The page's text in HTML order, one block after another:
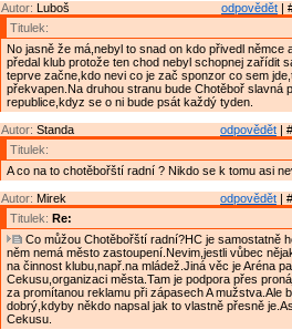
odpovědět |
Autor: Luboš
Titulek:
No jasně že má,nebyl to snad on kdo přivedl němce
předal klub protože ten chod nebyl schopnej zařídit
teprve začne,kdo nevi co je zač sponzor co sem
překvapen.Na druhou stranu bude Chotěboř slavná
republice,kdyz se o ni bude psát každý tyden.
odpovědět |
Autor: Standa
Titulek:
A co na to chotěbořští radní ? Nikdo se k tomu asi
odpovědět |
Autor: Mirek
Titulek: Re:
Co můžou Chotěbořští radní?HC je samostatně
něm nemá město zastoupení.Nevim,jestli vůbec
na činnost klubu,např.na mládež.Jiná věc je Aréna
Cekusu,organizaci města.Tam je podpora přes
za promítanou reklamu při zápasech A mužstva.Ale
dobrý,kdyby někdo napsal jak to vlastně přesně
Cekusu.